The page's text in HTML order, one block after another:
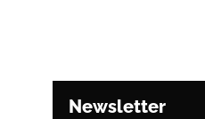
Newsletter